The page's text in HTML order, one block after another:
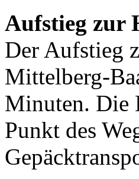
Aufstieg zur
Der Aufstieg
Mittelberg-
Minuten. Die
Punkt des